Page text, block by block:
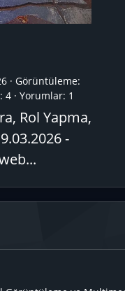
Görüntüleme:
4 Yorumlar: 1
Rol Yapma,
-